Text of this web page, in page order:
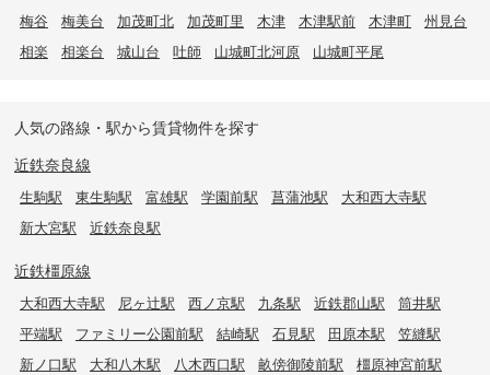
梅谷 梅美台 加茂町北 加茂町里 木津 木津駅前 木津町
州見台
相楽
相楽台 城山台 吐師 山城町北河原 山城町平尾
人気の路線・駅から賃貸物件を探す
近鉄奈良線
生駒駅 東生駒駅 富雄駅 学園前駅 菖蒲池駅
大和西大寺駅
新大宮駅
近鉄奈良駅
近鉄橿原線
大和西大寺駅 尼ヶ辻駅 西ノ京駅 九条駅 近鉄郡山駅
筒井駅
平端駅
ファミリー公園前駅 結崎駅 石見駅 田原本駅
笠縫駅
新ノ口駅
大和八木駅 八木西口駅 畝傍御陵前駅 橿原神宮前駅